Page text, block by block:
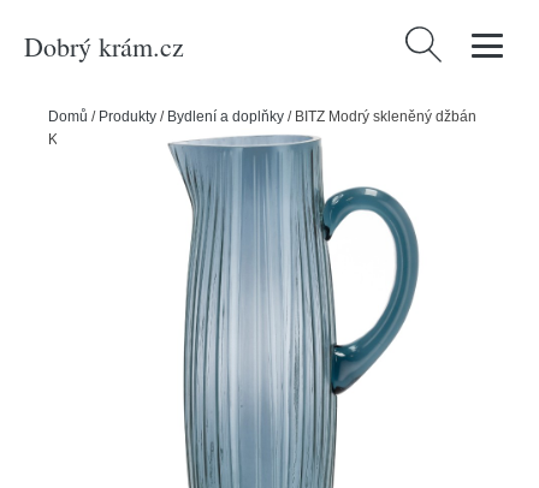
Dobrý krám.cz Vyhledávání
Domů / Produkty / Bydlení a doplňky / BITZ Modrý skleněný džbán
Kusintha 1,2 l